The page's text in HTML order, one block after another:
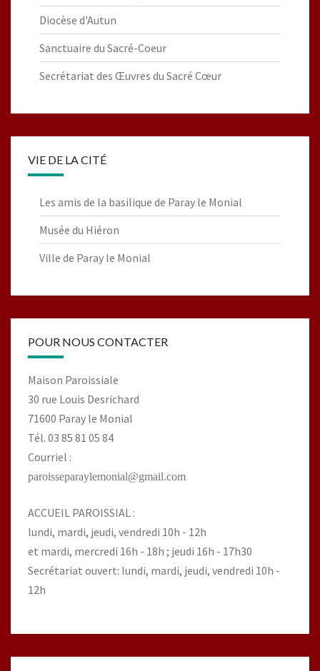
Diocèse d'Autun
Sanctuaire du Sacré-Coeur
Secrétariat des Œuvres du Sacré Cœur
VIE DE LA CITÉ
Les amis de la basilique de Paray le Monial
Musée du Hiéron
Ville de Paray le Monial
POUR NOUS CONTACTER
Maison Paroissiale
30 rue Louis Desrichard
71600 Paray le Monial
Tél. 03 85 81 05 84
Courriel :
paroisseparaylemonial@gmail.com
ACCUEIL PAROISSIAL :
lundi, mardi, jeudi, vendredi 10h - 12h
et mardi, mercredi 16h - 18h ; jeudi 16h - 17h30
Secrétariat ouvert: lundi, mardi, jeudi, vendredi 10h -
12h